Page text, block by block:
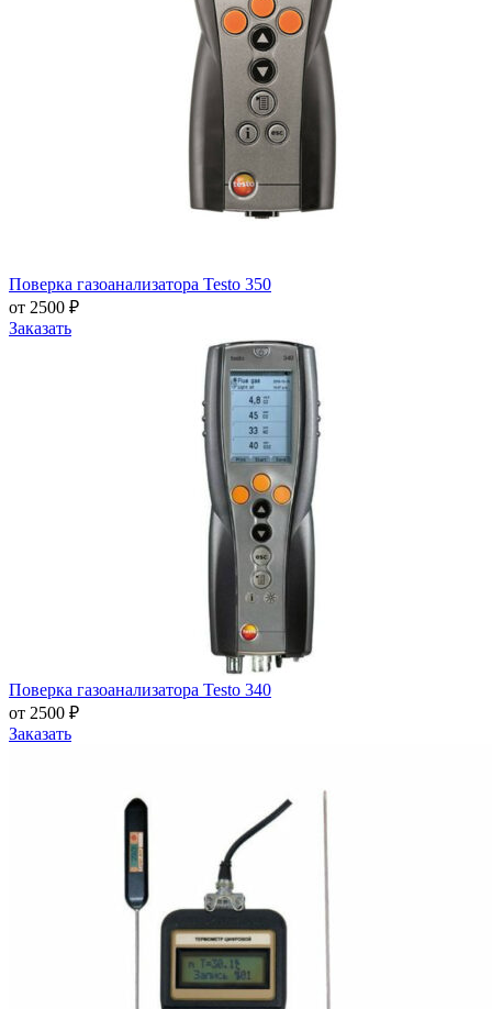
Поверка газоанализатора Testo 350
от 2500 ₽
Заказать
Поверка газоанализатора Testo 340
от 2500 ₽
Заказать